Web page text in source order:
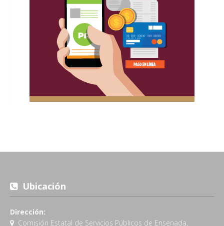
Ubicación
Dirección:
Comisión Estatal de Servicios Públicos de Ensenada,